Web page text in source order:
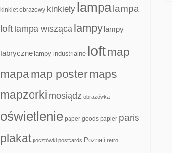
kinkiet obrazowy kinkiety lampa lampa
loft lampa wisząca lampy lampy
fabryczne lampy industrialne loftmap
mapamap postermaps
mapzorki mosiądz obrazówka
oświetlenie paper goods papier paris
plakat pocztówki postcards Poznań retro